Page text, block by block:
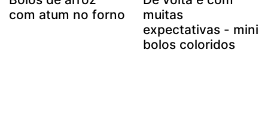
com atum no forno
muitas
expectativas - mini
bolos coloridos